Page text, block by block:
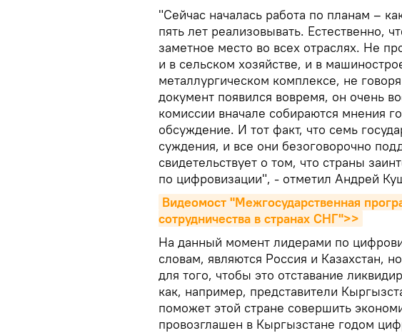
"Сейчас началась работа по планам –
пять лет реализовывать. Естественно,
заметное место во всех отраслях. Не
и в сельском хозяйстве, и в
металлургическом комплексе, не
документ появился вовремя, он очень
комиссии вначале собираются мнения
обсуждение. И тот факт, что семь
суждения, и все они безоговорочно
свидетельствует о том, что страны
по цифровизации", - отметил Андрей
Видеомост "Межгосударственная
сотрудничества в странах СНГ">>
На данный момент лидерами по
словам, являются Россия и Казахстан,
для того, чтобы это отставание
как, например, представители
поможет этой стране совершить
провозглашен в Кыргызстане годом